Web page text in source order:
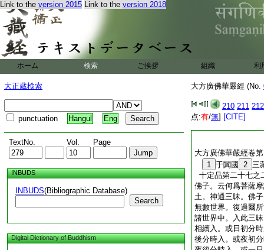
Link to the version 2015 Link to the version 2018
ホーム 検索 ご挨拶 組織 利
大正蔵検索
punctuation Hangul Eng
TextNo. Vol. Page
INBUDS
INBUDS(Bibliographic Database)
Search
Digital Dictionary of Buddhism
大方廣佛華嚴經 (No.
210 211 212
点:有/無] [CITE]
於彼岸。住於幻際
如幻。不違幻世。
別。決定通達。心
彼幻師作諸幻事。
幻事。亦無迷惑。
切法。到於彼岸。
大三昧善巧智
大方廣佛華嚴經卷
大方廣佛華嚴經卷
1 于闐國 2 三
十定品第二十七之
佛子。云何爲菩薩
土。神通三昧。佛
無數世界。復過爾
諸世界中。入此三
相續入。或日初分
後分時入。或夜初